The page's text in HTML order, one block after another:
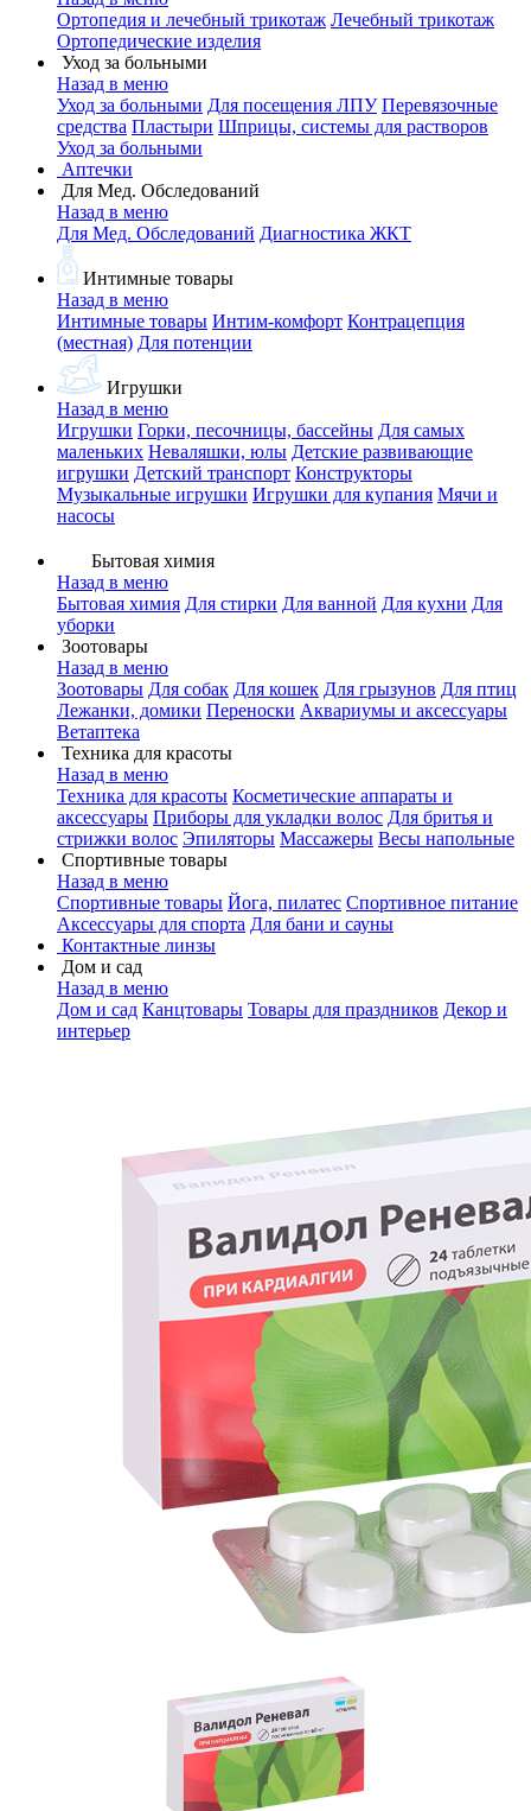
Ортопедия и лечебный трикотаж Лечебный трикотаж
Ортопедические изделия
Уход за больными
Назад в меню
Уход за больными Для посещения ЛПУ Перевязочные
средства Пластыри Шприцы, системы для растворов
Уход за больными
Аптечки
Для Мед. Обследований
Назад в меню
Для Мед. Обследований Диагностика ЖКТ
Интимные товары
Назад в меню
Интимные товары Интим-комфорт Контрацепция
(местная) Для потенции
Игрушки
Назад в меню
Игрушки Горки, песочницы, бассейны Для самых
маленьких Неваляшки, юлы Детские развивающие
игрушки Детский транспорт Конструкторы
Музыкальные игрушки Игрушки для купания Мячи и
насосы
Бытовая химия
Назад в меню
Бытовая химия Для стирки Для ванной Для кухни Для
уборки
Зоотовары
Назад в меню
Зоотовары Для собак Для кошек Для грызунов Для птиц
Лежанки, домики Переноски Аквариумы и аксессуары
Ветаптека
Техника для красоты
Назад в меню
Техника для красоты Косметические аппараты и
аксессуары Приборы для укладки волос Для бритья и
стрижки волос Эпиляторы Массажеры Весы напольные
Спортивные товары
Назад в меню
Спортивные товары Йога, пилатес Спортивное питание
Аксессуары для спорта Для бани и сауны
Контактные линзы
Дом и сад
Назад в меню
Дом и сад Канцтовары Товары для праздников Декор и
интерьер